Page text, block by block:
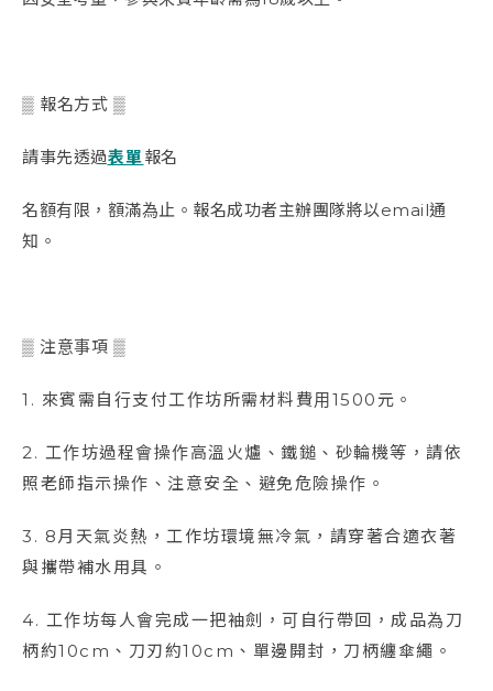
▒ 報名方式 ▒
請事先透過表單報名
名額有限，額滿為止 。 報名成功者主辦團隊將以email通
知 。
▒ 注意事項 ▒
1. 來賓需自行支付工作坊所需材料費用1500元。
2. 工作坊過程會操作高溫火爐、鐵鎚、砂輪機等，請依
照老師指示操作、注意安全、避免危險操作。
3. 8月天氣炎熱，工作坊環境無冷氣，請穿著合適衣著
與攜帶補水用具。
4. 工作坊每人會完成一把袖劍，可自行帶回，成品為刀
柄約10cm、刀刃約10cm、單邊開封，刀柄纏傘繩。